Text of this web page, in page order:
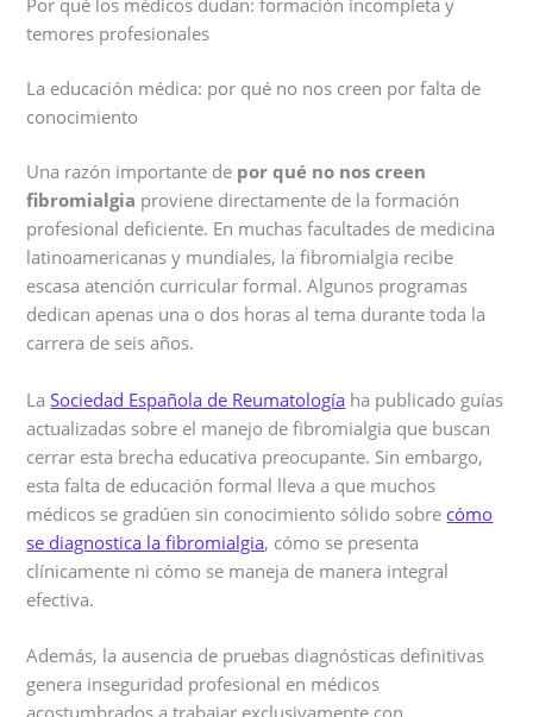
Por qué los médicos dudan: formación incompleta y
temores profesionales
La educación médica: por qué no nos creen por falta de
conocimiento
Una razón importante de por qué no nos creen
fibromialgia proviene directamente de la formación
profesional deficiente. En muchas facultades de medicina
latinoamericanas y mundiales, la fibromialgia recibe
escasa atención curricular formal. Algunos programas
dedican apenas una o dos horas al tema durante toda la
carrera de seis años.
LaSociedad Española de Reumatología ha publicado guías
actualizadas sobre el manejo de fibromialgia que buscan
cerrar esta brecha educativa preocupante. Sin embargo,
esta falta de educación formal lleva a que muchos
médicos se gradúen sin conocimiento sólido sobre cómo
se diagnostica la fibromialgia, cómo se presenta
clínicamente ni cómo se maneja de manera integral
efectiva.
Además, la ausencia de pruebas diagnósticas definitivas
genera inseguridad profesional en médicos
acostumbrados a trabajar exclusivamente con